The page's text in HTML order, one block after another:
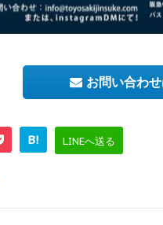
お問い合わせ
B! LINEへ送る